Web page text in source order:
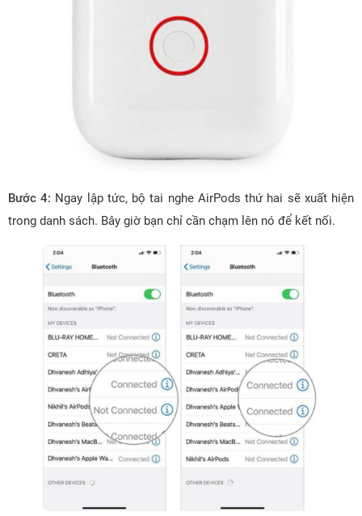
Bước 4: Ngay lập tức, bộ tai nghe AirPods thứ hai sẽ xuất hiện
trong danh sách. Bây giờ bạn chỉ cần chạm lên nó để kết nối.